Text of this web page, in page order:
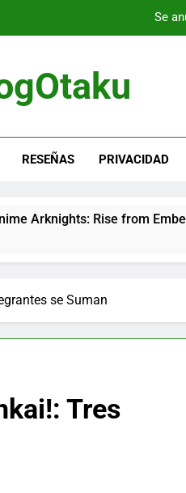
Se
Neptunia Re;Birth
Se
Neptunia Re;Birth
RESEÑAS PRIVACIDAD
from Ember TV
se Suman
Tres